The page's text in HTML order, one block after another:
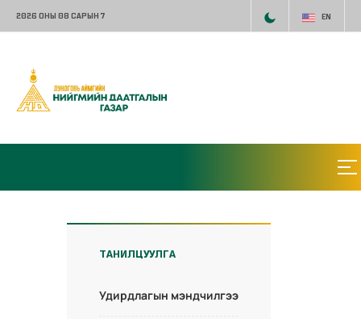
2026 ОНЫ 08 САРЫН 7 EN
ТАНИЛЦУУЛГА
Удирдлагын мэндчилгээ